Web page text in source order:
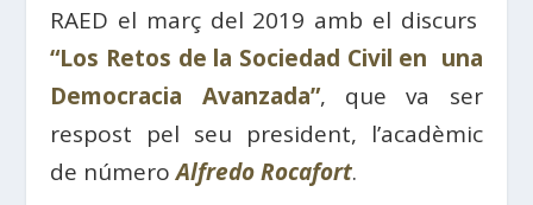
RAED el març del 2019 amb el discurs
“Los Retos de la Sociedad Civil en una
Democracia Avanzada”, que va ser
respost pel seu president, l’acadèmic
de númeroAlfredo Rocafort.